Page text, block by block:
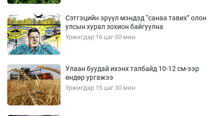
Сэтгэцийн эрүүл мэндэд “санаа тавих” олон
улсын хурал зохион байгуулна
Уржигдар 16 цаг 00 мин
Улаан буудай ихэнх талбайд 10-12 см-ээр
өндөр ургажээ
Уржигдар 15 цаг 30 мин